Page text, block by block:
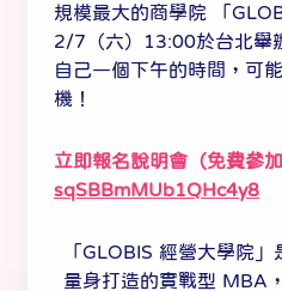
規模最大的商學院 「
2/7（六）13:00於台北舉
自己一個下午的時間，可
機！
立即報名說明會（免費參
sqSBBmMUb1QHc4y8
「GLOBIS 經營大學院
量身打造的實戰型 MBA